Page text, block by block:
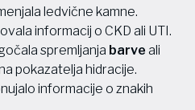
ledvične kamne.
informacij o CKD ali UTI.
spremljanja barve ali
pokazatelja hidracije.
informacije o znakih